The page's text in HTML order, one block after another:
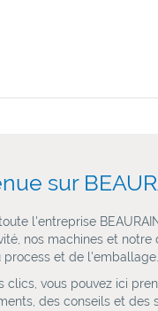
sur
l'entreprise
nos machines et
process et de l'emballage.
clics, vous pouvez ici
des conseils et des